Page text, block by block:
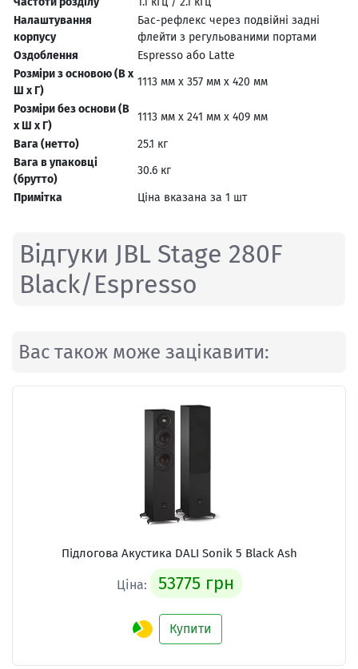
Налаштування
корпусу
Бас-рефлекс через подвійні задні
флейти з регульованими портами
Оздоблення
Espresso або Latte
Розміри з основою (В х
Ш х Г)
1113 мм x 357 мм x 420 мм
Розміри без основи (В
х Ш х Г)
1113 мм x 241 мм x 409 мм
Вага (нетто)
25.1 кг
Вага в упаковці
(брутто)
30.6 кг
Примітка
Ціна вказана за 1 шт
Відгуки JBL Stage 280F
Black/Espresso
Вас також може зацікавити:
Підлогова Акустика DALI Sonik 5 Black Ash
Ціна: 53775 грн
Купити